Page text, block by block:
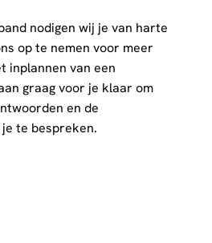
nodigen wij je van harte
op te nemen voor meer
inplannen van een
graag voor je klaar om
en de
te bespreken.